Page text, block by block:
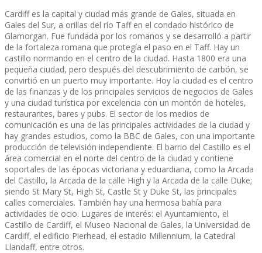
Cardiff es la capital y ciudad más grande de Gales, situada en
Gales del Sur, a orillas del río Taff en el condado histórico de
Glamorgan. Fue fundada por los romanos y se desarrolló a partir
de la fortaleza romana que protegía el paso en el Taff. Hay un
castillo normando en el centro de la ciudad. Hasta 1800 era una
pequeña ciudad, pero después del descubrimiento de carbón, se
convirtió en un puerto muy importante. Hoy la ciudad es el centro
de las finanzas y de los principales servicios de negocios de Gales
y una ciudad turística por excelencia con un montón de hoteles,
restaurantes, bares y pubs. El sector de los medios de
comunicación es una de las principales actividades de la ciudad y
hay grandes estudios, como la BBC de Gales, con una importante
producción de televisión independiente. El barrio del Castillo es el
área comercial en el norte del centro de la ciudad y contiene
soportales de las épocas victoriana y eduardiana, como la Arcada
del Castillo, la Arcada de la calle High y la Arcada de la calle Duke;
siendo St Mary St, High St, Castle St y Duke St, las principales
calles comerciales. También hay una hermosa bahía para
actividades de ocio. Lugares de interés: el Ayuntamiento, el
Castillo de Cardiff, el Museo Nacional de Gales, la Universidad de
Cardiff, el edificio Pierhead, el estadio Millennium, la Catedral
Llandaff, entre otros.